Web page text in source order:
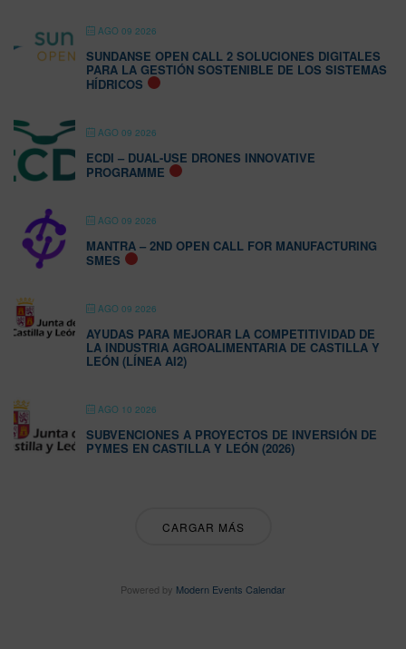
AGO 09 2026
SUNDANSE OPEN CALL 2 SOLUCIONES DIGITALES
PARA LA GESTIÓN SOSTENIBLE DE LOS SISTEMAS
HÍDRICOS
AGO 09 2026
ECDI – DUAL-USE DRONES INNOVATIVE
PROGRAMME
AGO 09 2026
MANTRA – 2ND OPEN CALL FOR MANUFACTURING
SMES
AGO 09 2026
AYUDAS PARA MEJORAR LA COMPETITIVIDAD DE
LA INDUSTRIA AGROALIMENTARIA DE CASTILLA Y
LEÓN (LÍNEA AI2)
AGO 10 2026
SUBVENCIONES A PROYECTOS DE INVERSIÓN DE
PYMES EN CASTILLA Y LEÓN (2026)
CARGAR MÁS
Powered by Modern Events Calendar